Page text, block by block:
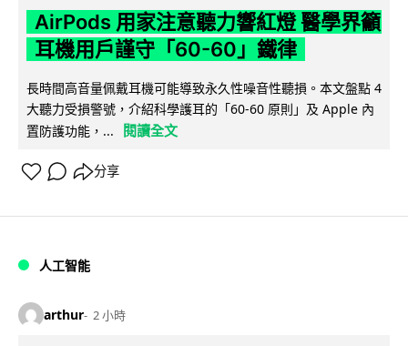
AirPods 用家注意聽力響紅燈 醫學界籲
耳機用戶謹守「60-60」鐵律
長時間高音量佩戴耳機可能導致永久性噪音性聽損。本文盤點 4
大聽力受損警號，介紹科學護耳的「60-60 原則」及 Apple 內
置防護功能，...
閱讀全文
分享
人工智能
arthur 2 小時